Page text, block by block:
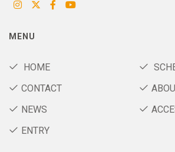
MENU
HOME
CONTACT
NEWS
ENTRY